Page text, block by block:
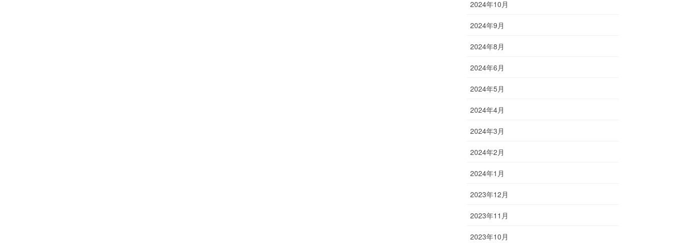
2024年10月
2024年9月
2024年8月
2024年6月
2024年5月
2024年4月
2024年3月
2024年2月
2024年1月
2023年12月
2023年11月
2023年10月